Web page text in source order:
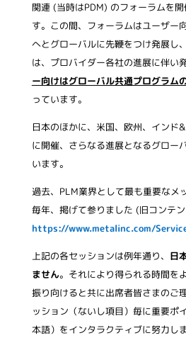
関連 (当時はPDM) のフォーラムを開
す。この間、フォーラムはユーザー
へとグローバルに先鞭をつけ発展し
は、プロバイダー各社の進展に伴い
ー向けはグローバル共通プログラム
っています。
日本のほかに、米国、欧州、インド
に開催、さらなる進展となるグロー
います。
過去、PLM業界として最も重要なメ
毎年、掲げて参りました (旧コンテン
https://www.metalinc.com/
上記の各セッションは例年通り、 日
ません。それにより得られる時間を
振り向けると共に出席者皆さまのご
ッション（ないし項目）毎に重要ポ
本語）をインタラクティブに努力し